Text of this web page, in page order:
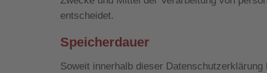
entscheidet.
Speicherdauer
Soweit innerhalb dieser